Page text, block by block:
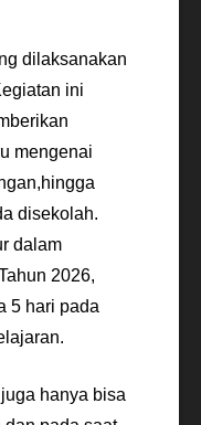
dilaksanakan
ini
mengenai
disekolah.
dalam
2026,
5 hari pada
hanya bisa